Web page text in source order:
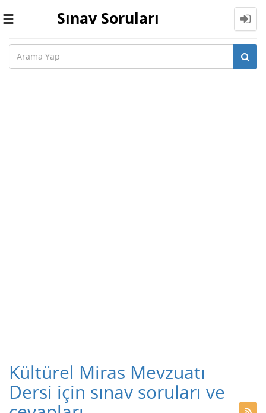
Toggle
Sınav Soruları
Kültürel Miras Mevzuatı
Dersi için sınav soruları ve